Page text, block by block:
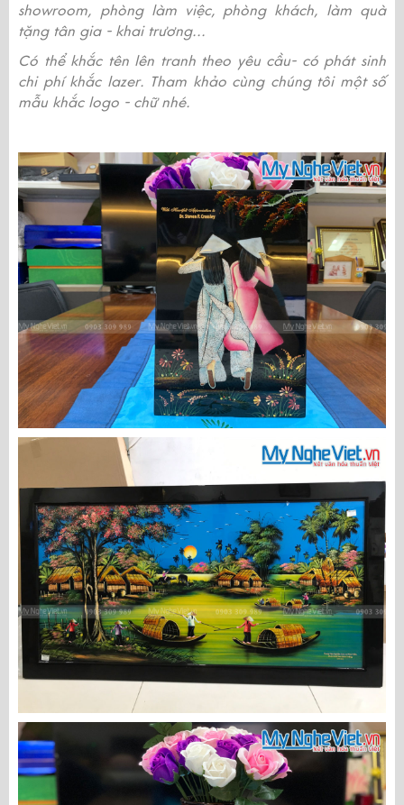
showroom, phòng làm việc, phòng khách, làm quà
tặng tân gia - khai trương...
Có thể khắc tên lên tranh theo yêu cầu- có phát sinh
chi phí khắc lazer. Tham khảo cùng chúng tôi một số
mẫu khắc logo - chữ nhé.